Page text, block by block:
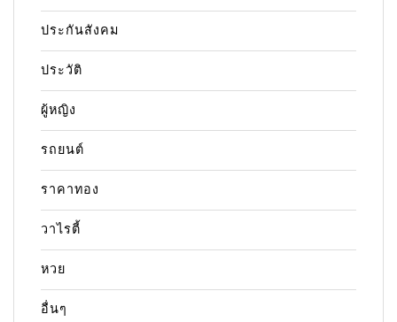
ประกันสังคม
ประวัติ
ผู้หญิง
รถยนต์
ราคาทอง
วาไรตี้
หวย
อื่นๆ